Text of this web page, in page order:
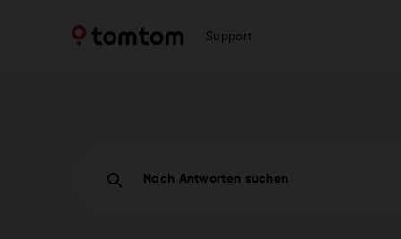
Support
Nach Antworten suchen